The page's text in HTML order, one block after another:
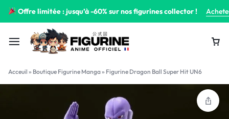
Offre limitée : jusqu’à -60% sur nos figurines collector !
Acceuil » Boutique Figurine Manga» Figurine Dragon Ball Super Hit UN6